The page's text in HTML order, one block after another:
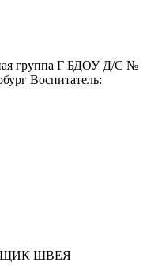
группа Г БДОУ Д/С №
Воспитатель:
ШВЕЯ